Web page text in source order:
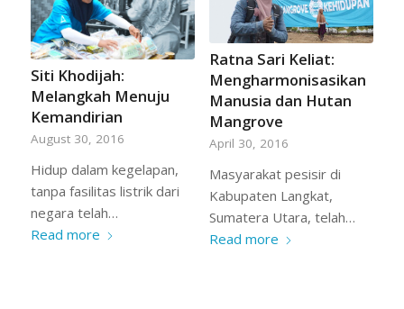
Siti Khodijah:
Melangkah Menuju
Kemandirian
August 30, 2016
Hidup dalam kegelapan,
tanpa fasilitas listrik dari
negara telah…
Read more
Ratna Sari Keliat:
Mengharmonisasikan
Manusia dan Hutan
Mangrove
April 30, 2016
Masyarakat pesisir di
Kabupaten Langkat,
Sumatera Utara, telah…
Read more